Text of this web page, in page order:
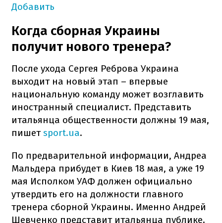
Добавить
Когда сборная Украины
получит нового тренера?
После ухода Сергея Реброва Украина
выходит на новый этап – впервые
национальную команду может возглавить
иностранный специалист. Представить
итальянца общественности должны 19 мая,
пишетsport.ua.
По предварительной информации, Андреа
Мальдера прибудет в Киев 18 мая, а уже 19
мая Исполком УАФ должен официально
утвердить его на должности главного
тренера сборной Украины. Именно Андрей
Шевченко представит итальянца публике.